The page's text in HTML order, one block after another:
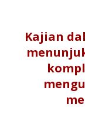
Kajian